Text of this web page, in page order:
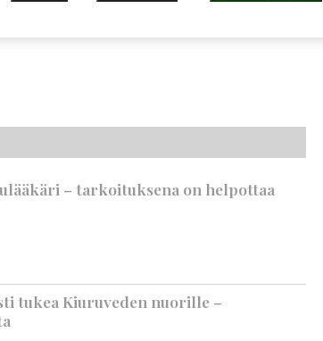
– tarkoituksena on helpottaa
tukea Kiuruveden nuorille –